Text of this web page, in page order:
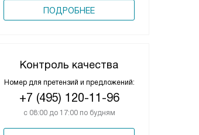
ПОДРОБНЕЕ
Контроль качества
Номер для претензий и предложений:
+7 (495) 120-11-96
с 08:00 до 17:00 по будням